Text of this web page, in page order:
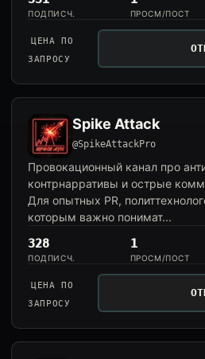
ПОДПИСЧ. ПРОСМ/ПОСТ
ЦЕНА ПО
ЗАПРОСУ
Spike Attack
@SpikeAttackPro
Провокационный канал про
контрнарративы и острые
Для опытных PR,
которым важно понимат...
328
ПОДПИСЧ.
1
ПРОСМ/ПОСТ
ЦЕНА ПО
ЗАПРОСУ